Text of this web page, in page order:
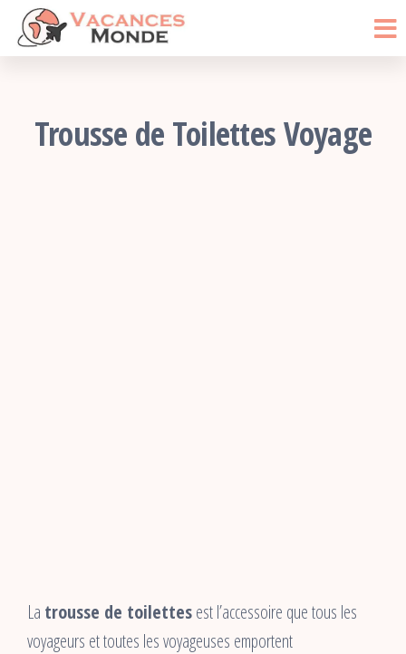
Passer
Monde
Trousse de Toilettes Voyage
La trousse de toilettesest l’accessoire que tous les
voyageurs et toutes les voyageuses emportent